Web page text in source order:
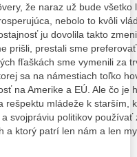
že naraz už bude všetko
nebolo to kvôli
ju dovolila takto
prišli, prestali sme
fľaškách sme vymenili za
sa na námestiach toľko
na Amerike a EÚ. Ale čo je
rešpektu mládeže k starším,
svojpráviu politikov
a ktorý patrí len nám a len